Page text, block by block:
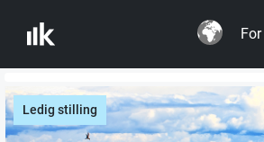
Ledig stilling